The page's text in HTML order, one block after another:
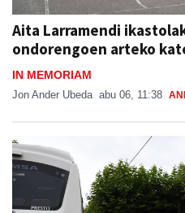
Aita Larramendi
ondorengoen arteko
IN MEMORIAM
Jon Ander Ubeda abu 06, 11:38